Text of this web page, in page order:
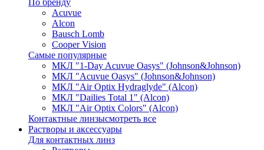
Acuvue
Alcon
Bausch Lomb
Cooper Vision
Самые популярные
МКЛ "1-Day Acuvue Oasys" (Johnson&Johnson)
МКЛ "Acuvue Oasys" (Johnson&Johnson)
МКЛ "Air Optix Hydraglyde" (Alcon)
МКЛ "Dailies Total 1" (Alcon)
МКЛ "Air Optix Colors" (Alcon)
Контактные линзысмотреть все
Растворы и аксессуары
Для контактных линз